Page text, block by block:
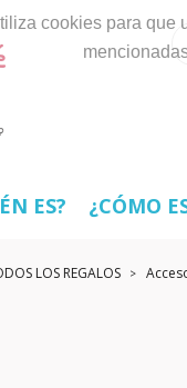
cookies para
ES? ¿CÓMO
LOS REGALOS